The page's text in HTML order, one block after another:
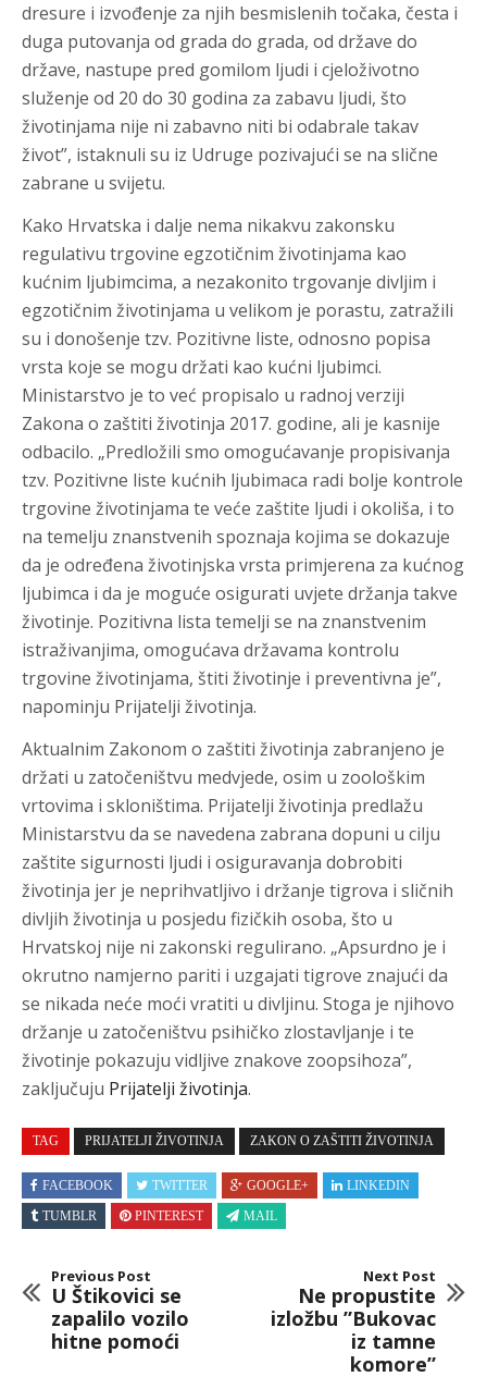
dresure i izvođenje za njih besmislenih točaka, česta i
duga putovanja od grada do grada, od države do
države, nastupe pred gomilom ljudi i cjeloživotno
služenje od 20 do 30 godina za zabavu ljudi, što
životinjama nije ni zabavno niti bi odabrale takav
život”, istaknuli su iz Udruge pozivajući se na slične
zabrane u svijetu.
Kako Hrvatska i dalje nema nikakvu zakonsku
regulativu trgovine egzotičnim životinjama kao
kućnim ljubimcima, a nezakonito trgovanje divljim i
egzotičnim životinjama u velikom je porastu, zatražili
su i donošenje tzv. Pozitivne liste, odnosno popisa
vrsta koje se mogu držati kao kućni ljubimci.
Ministarstvo je to već propisalo u radnoj verziji
Zakona o zaštiti životinja 2017. godine, ali je kasnije
odbacilo. „Predložili smo omogućavanje propisivanja
tzv. Pozitivne liste kućnih ljubimaca radi bolje kontrole
trgovine životinjama te veće zaštite ljudi i okoliša, i to
na temelju znanstvenih spoznaja kojima se dokazuje
da je određena životinjska vrsta primjerena za kućnog
ljubimca i da je moguće osigurati uvjete držanja takve
životinje. Pozitivna lista temelji se na znanstvenim
istraživanjima, omogućava državama kontrolu
trgovine životinjama, štiti životinje i preventivna je”,
napominju Prijatelji životinja.
Aktualnim Zakonom o zaštiti životinja zabranjeno je
držati u zatočeništvu medvjede, osim u zoološkim
vrtovima i skloništima. Prijatelji životinja predlažu
Ministarstvu da se navedena zabrana dopuni u cilju
zaštite sigurnosti ljudi i osiguravanja dobrobiti
životinja jer je neprihvatljivo i držanje tigrova i sličnih
divljih životinja u posjedu fizičkih osoba, što u
Hrvatskoj nije ni zakonski regulirano. „Apsurdno je i
okrutno namjerno pariti i uzgajati tigrove znajući da
se nikada neće moći vratiti u divljinu. Stoga je njihovo
držanje u zatočeništvu psihičko zlostavljanje i te
životinje pokazuju vidljive znakove zoopsihoza”,
zaključuju Prijatelji životinja.
TAG PRIJATELJI ŽIVOTINJA ZAKON O ZAŠTITI ŽIVOTINJA
FACEBOOK TWITTER GOOGLE+
LINKEDIN
TUMBLR
PINTEREST MAIL
Previous Post
U Štikovici se
zapalilo vozilo
hitne pomoći
Next Post
Ne propustite
izložbu ”Bukovac
iz tamne
komore”